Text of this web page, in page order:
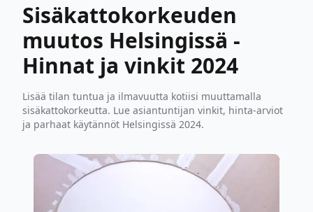
Sisäkattokorkeuden
muutos Helsingissä -
Hinnat ja vinkit 2024
Lisää tilan tuntua ja ilmavuutta kotiisi muuttamalla
sisäkattokorkeutta. Lue asiantuntijan vinkit, hinta-arviot
ja parhaat käytännöt Helsingissä 2024.